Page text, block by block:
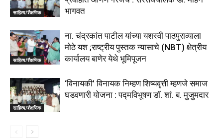
साहित्य/शैक्षणिक
भागवत
साहित्य/शैक्षणिक
ना. चंद्रकांत पाटील यांच्या यशस्वी पाठपुराव्याला
मोठे यश ;राष्ट्रीय पुस्तक न्यासाचे (NBT) क्षेत्रीय
कार्यालय बाणेर येथे भूमिपूजन
साहित्य/शैक्षणिक
‘विनायकी’ विनायक निम्हण शिष्यवृत्ती म्हणजे समाज
घडवणारी योजना : पद्मविभूषण डॉ. शां. ब. मुजुमदार